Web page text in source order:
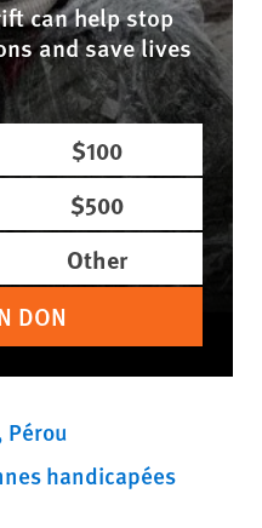
can help stop
and save lives
$100
$500
Other
DON
Pérou
handicapées